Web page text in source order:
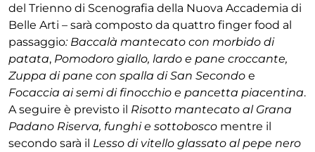
del Trienno di Scenografia della Nuova Accademia di
Belle Arti – sarà composto da quattro finger food al
passaggio: Baccalà mantecato con morbido di
patata, Pomodoro giallo, lardo e pane croccante,
Zuppa di pane con spalla di San Secondo e
Focaccia ai semi di finocchio e pancetta piacentina.
A seguire è previsto il Risotto mantecato al Grana
Padano Riserva, funghi e sottobosco mentre il
secondo sarà il Lesso di vitello glassato al pepe nero